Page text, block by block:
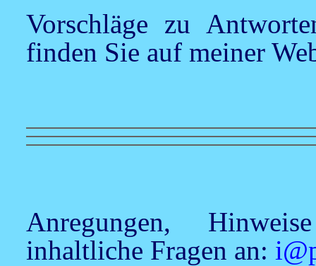
Vorschläge zu
finden Sie auf meiner
Anregungen,
inhaltliche Fragen an: